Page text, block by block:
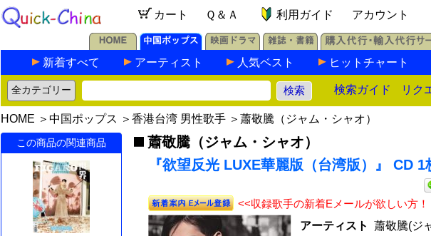
カート Ｑ＆Ａ 利用ガイド アカウント
新着すべて アーティスト 人気ベスト ヒットチャート
検索ガイド リク
HOME ＞ 中国ポップス ＞ 香港台湾 男性歌手 ＞ 蕭敬騰（ジャム・シャオ）
この商品の関連商品
蕭敬騰（ジャム・シャオ）
『欲望反光 LUXE華麗版（台湾版）』 CD 1
<<収録歌手の新着Eメールが欲しい方！
アーティスト
蕭敬騰(ジ